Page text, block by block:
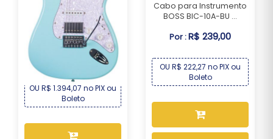
Guitarra Seizi Fun
Vintage Budokan HSS...
R$ 1.499,00
OU R$ 1.394,07 no PIX ou
Boleto
Cabo para Instrumento
BOSS BIC-10A-BU ...
Por :R$ 239,00
OU R$ 222,27 no PIX ou
Boleto